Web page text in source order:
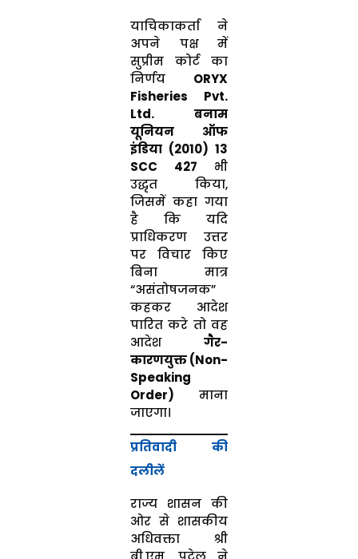
याचिकाकर्ता ने
अपने पक्ष में
सुप्रीम कोर्ट का
निर्णय ORYX
Fisheries Pvt.
Ltd. बनाम
यूनियन ऑफ
इंडिया (2010) 13
SCC 427 भी
उद्धृत किया,
जिसमें कहा गया
है कि यदि
प्राधिकरण उत्तर
पर विचार किए
बिना मात्र
“असंतोषजनक”
कहकर आदेश
पारित करे तो वह
आदेशगैर-
कारणयुक्त (Non-
Speaking
Order) माना
जाएगा।
प्रतिवादी की
दलीलें
राज्य शासन की
ओर से शासकीय
अधिवक्ता श्री